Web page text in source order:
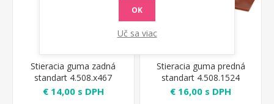
Stieracia guma zadná
standart 4.508.x467
€ 14,00 s DPH
Stieracia guma predná
standart 4.508.1524
€ 16,00 s DPH
OK
Uč sa viac